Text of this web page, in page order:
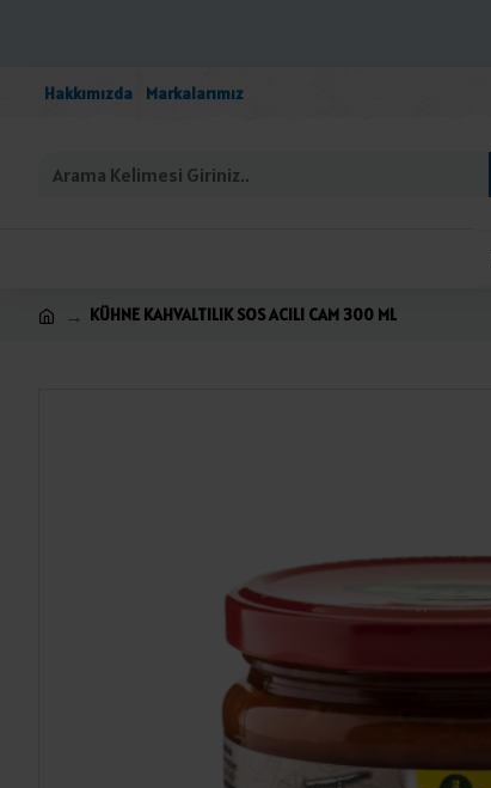
Hakkımızda Markalarımız
KÜHNE KAHVALTILIK SOS ACILI CAM 300 ML